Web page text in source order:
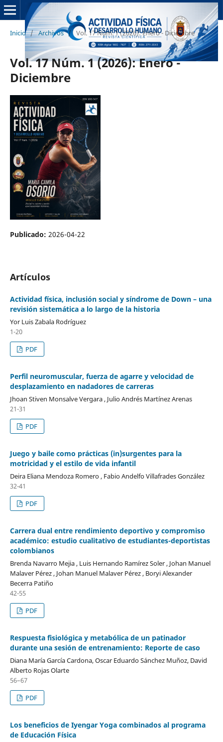
Inicio / Archivos / Vol. 17 Núm. 1 (2026): Enero - Diciembre
Vol. 17 Núm. 1 (2026): Enero -
Diciembre
Publicado: 2026-04-22
Artículos
Actividad física, inclusión social y síndrome de Down – una
revisión sistemática a lo largo de la historia
Yor Luis Zabala Rodríguez
1-20
PDF
Perfil neuromuscular, fuerza de agarre y velocidad de
desplazamiento en nadadores de carreras
Jhoan Stiven Monsalve Vergara , Julio Andrés Martínez Arenas
21-31
PDF
Juego y baile como prácticas (in)surgentes para la
motricidad y el estilo de vida infantil
Deira Eliana Mendoza Romero , Fabio Andelfo Villafrades González
32-41
PDF
Carrera dual entre rendimiento deportivo y compromiso
académico: estudio cualitativo de estudiantes-deportistas
colombianos
Brenda Navarro Mejia , Luis Hernando Ramírez Soler , Johan Manuel
Malaver Pérez , Johan Manuel Malaver Pérez , Boryi Alexander
Becerra Patiño
42-55
PDF
Respuesta fisiológica y metabólica de un patinador
durante una sesión de entrenamiento: Reporte de caso
Diana María García Cardona, Oscar Eduardo Sánchez Muñoz, David
Alberto Rojas Olarte
56–67
PDF
Los beneficios de Iyengar Yoga combinados al programa
de Educación Física